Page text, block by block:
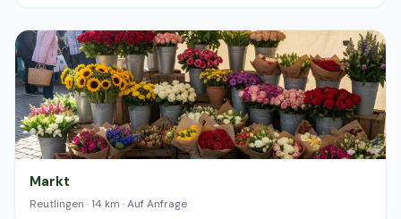
Markt
Reutlingen · 14 km · Auf Anfrage